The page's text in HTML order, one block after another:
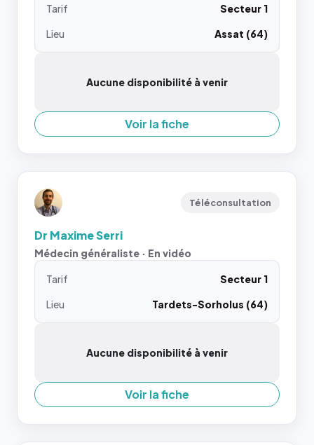
Tarif
Secteur 1
Lieu
Assat (64)
Aucune disponibilité à venir
Voir la fiche
Téléconsultation
Dr Maxime Serri
Médecin généraliste · En vidéo
Tarif
Secteur 1
Lieu
Tardets-Sorholus (64)
Aucune disponibilité à venir
Voir la fiche